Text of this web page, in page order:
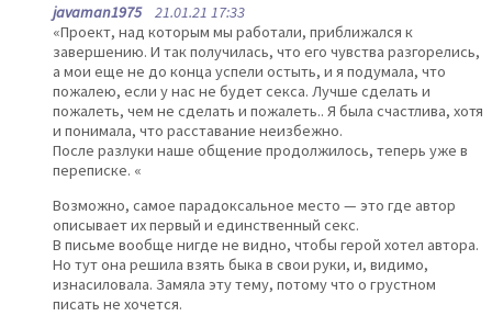
javaman197521.01.21 17:33
«Проект, над которым мы работали, приближался к
завершению. И так получилась, что его чувства разгорелись,
а мои еще не до конца успели остыть, и я подумала, что
пожалею, если у нас не будет секса. Лучше сделать и
пожалеть, чем не сделать и пожалеть.. Я была счастлива, хотя
и понимала, что расставание неизбежно.
После разлуки наше общение продолжилось, теперь уже в
переписке. «
Возможно, самое парадоксальное место — это где автор
описывает их первый и единственный секс.
В письме вообще нигде не видно, чтобы герой хотел автора.
Но тут она решила взять быка в свои руки, и, видимо,
изнасиловала. Замяла эту тему, потому что о грустном
писать не хочется.